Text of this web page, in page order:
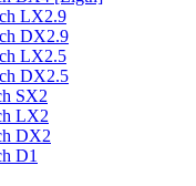
LX2.9
DX2.9
LX2.5
DX2.5
SX2
LX2
DX2
D1